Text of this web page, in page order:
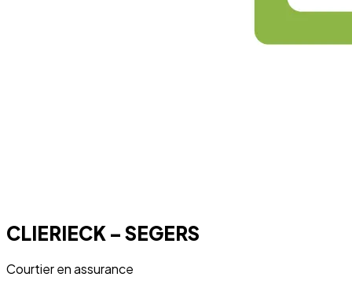
CLIERIECK – SEGERS
Courtier en assurance